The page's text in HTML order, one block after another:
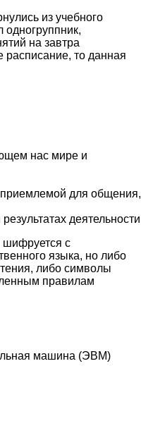
из учебного
на завтра
расписание, то данная
нас мире и
для общения,
деятельности
с
языка, но либо
либо символы
правилам
машина (ЭВМ)